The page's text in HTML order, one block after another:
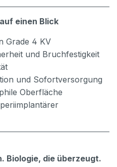
einen Blick
Grade 4 KV
und Bruchfestigkeit
ät
und Sofortversorgung
Oberfläche
ärer
Biologie, die überzeugt.